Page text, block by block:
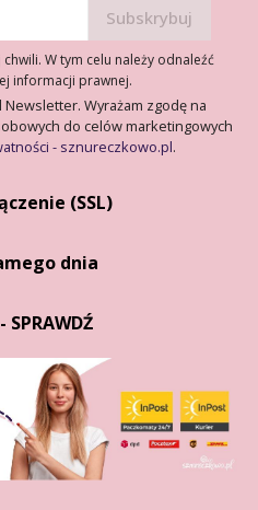
W tym celu należy odnaleźć
informacji prawnej.
Newsletter. Wyrażam zgodę na
do celów marketingowych
- sznureczkowo.pl.
(SSL)
dnia